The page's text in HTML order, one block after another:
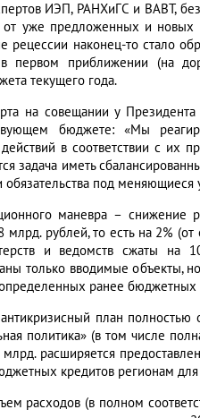
ИЭП, РАНХиГС и ВАВТ,
уже предложенных и новых
рецессии наконец-то стало
в первом приближении (на
текущего года.
на совещании у
бюджете: «Мы
в соответствии с их
задача иметь
обязательства под меняющиеся
маневра –
млрд. рублей, то есть на 2%
и ведомств сжаты на
только вводимые объекты,
ранее бюджетных
план полностью
политика» (в том числе
расширяется
кредитов регионам
расходов (в полном